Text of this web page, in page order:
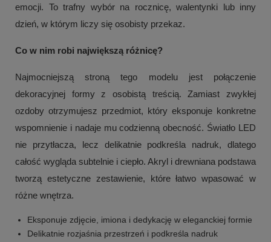
emocji. To trafny wybór na rocznicę, walentynki lub inny
dzień, w którym liczy się osobisty przekaz.
Co w nim robi największą różnicę?
Najmocniejszą stroną tego modelu jest połączenie
dekoracyjnej formy z osobistą treścią. Zamiast zwykłej
ozdoby otrzymujesz przedmiot, który eksponuje konkretne
wspomnienie i nadaje mu codzienną obecność. Światło LED
nie przytłacza, lecz delikatnie podkreśla nadruk, dlatego
całość wygląda subtelnie i ciepło. Akryl i drewniana podstawa
tworzą estetyczne zestawienie, które łatwo wpasować w
różne wnętrza.
Eksponuje zdjęcie, imiona i dedykację w eleganckiej formie
Delikatnie rozjaśnia przestrzeń i podkreśla nadruk